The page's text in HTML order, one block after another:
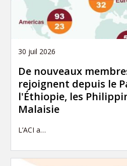
30 juil 2026
De nouveaux
rejoignent depuis le
l'Éthiopie, les
Malaisie
L’ACI a…